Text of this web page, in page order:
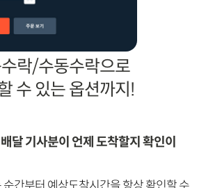
락/수동수락으로
수 있는 옵션까지!
달 기사분이 언제 도착할지 확인이